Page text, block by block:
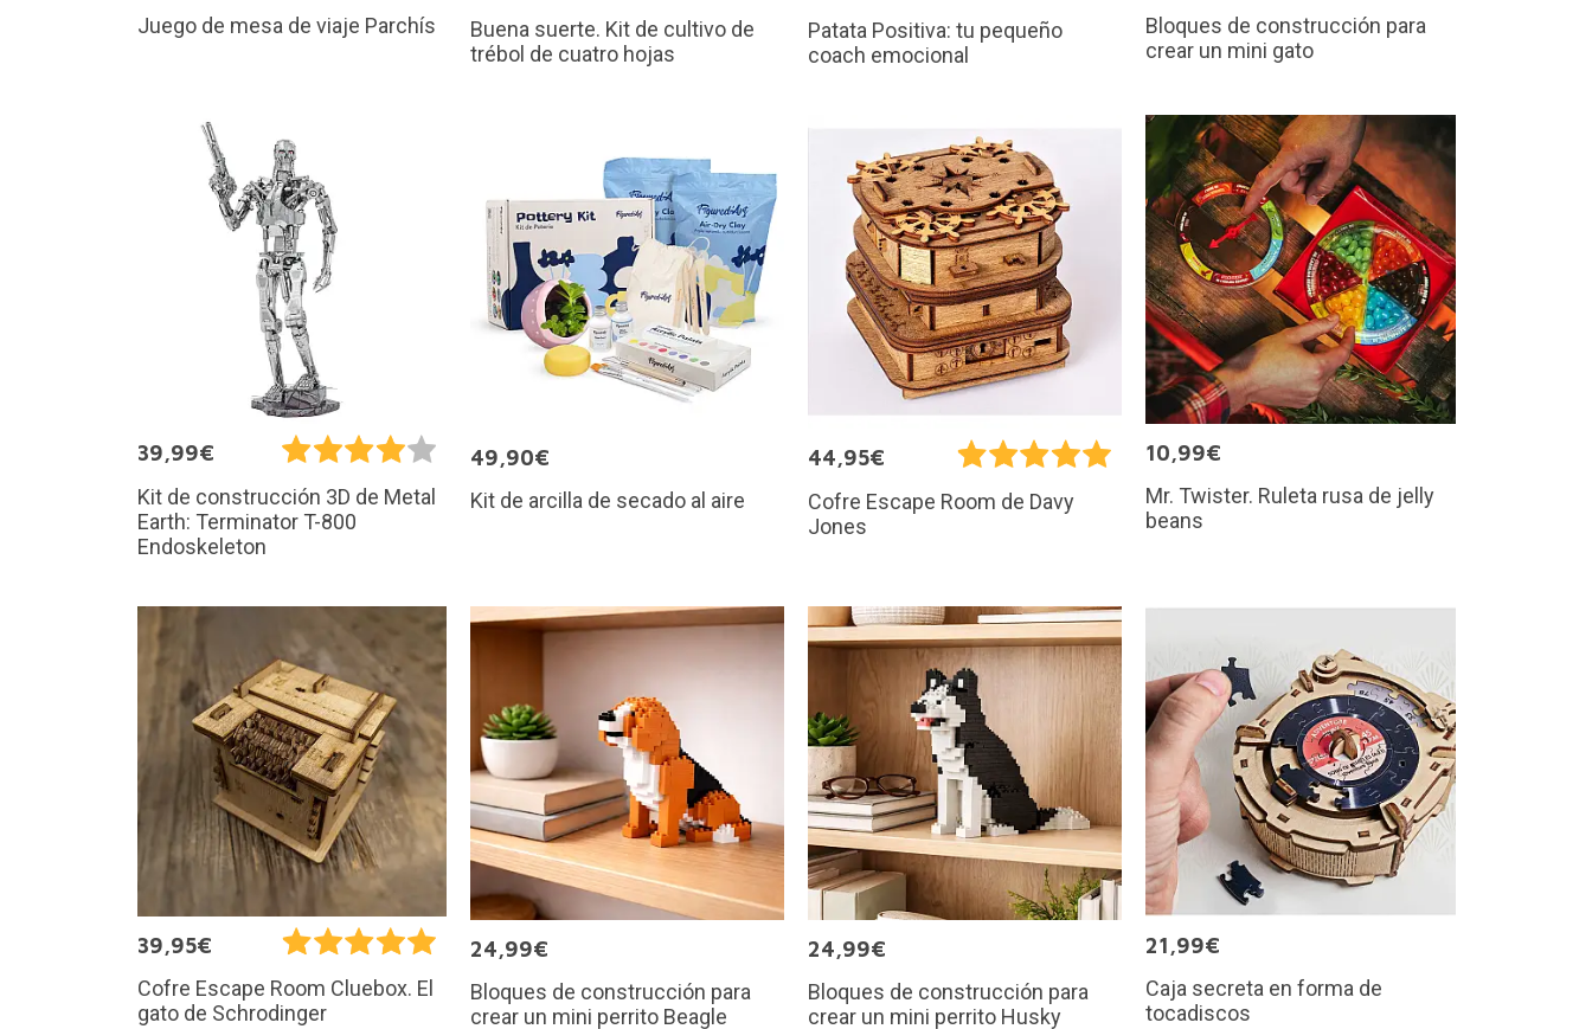
Juego de mesa de viaje Parchís
Buena suerte. Kit de cultivo de
trébol de cuatro hojas
Patata Positiva: tu pequeño
coach emocional
Bloques de construcción para
crear un mini gato
39,99€
Kit de construcción 3D de Metal
Earth: Terminator T-800
Endoskeleton
49,90€
Kit de arcilla de secado al aire
44,95€
Cofre Escape Room de Davy
Jones
10,99€
Mr. Twister. Ruleta rusa de jelly
beans
39,95€
Cofre Escape Room Cluebox. El
gato de Schrodinger
24,99€
Bloques de construcción para
crear un mini perrito Beagle
24,99€
Bloques de construcción para
crear un mini perrito Husky
21,99€
Caja secreta en forma de
tocadiscos